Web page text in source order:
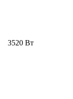
3520 Вт